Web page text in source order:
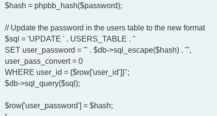
$hash = phpbb_hash($password);
// Update the password in the users table to the new format
$sql = 'UPDATE ' . USERS_TABLE . "
SET user_password = '" . $db->sql_escape($hash) . "',
user_pass_convert = 0
WHERE user_id = {$row['user_id']}";
$db->sql_query($sql);
$row['user_password'] = $hash;